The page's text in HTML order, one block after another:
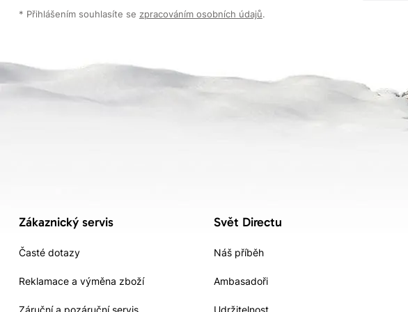
* Přihlášením souhlasíte se zpracováním osobních údajů.
Zákaznický servis
Časté dotazy
Reklamace a výměna zboží
Svět Directu
Náš příběh
Ambasadoři